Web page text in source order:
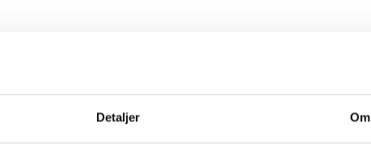
Detaljer Om